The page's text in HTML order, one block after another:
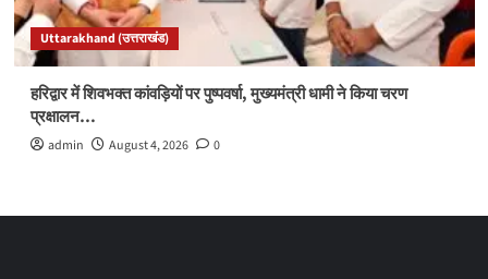
Uttarakhand (उत्तराखंड)
हरिद्वार में शिवभक्त कांवड़ियों पर पुष्पवर्षा, मुख्यमंत्री धामी ने किया चरण
प्रक्षालन…
admin August 4, 2026 0